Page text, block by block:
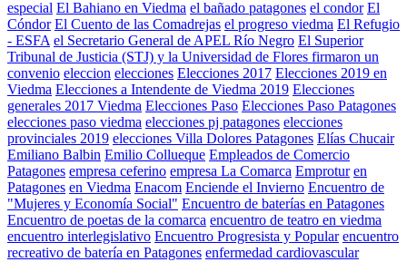
especial El Bahiano en Viedma el bañado patagones el condor El
Cóndor El Cuento de las Comadrejas el progreso viedma El Refugio
- ESFA el Secretario General de APEL Río Negro El Superior
Tribunal de Justicia (STJ) y la Universidad de Flores firmaron un
convenio eleccion elecciones Elecciones 2017 Elecciones 2019 en
Viedma Elecciones a Intendente de Viedma 2019 Elecciones
generales 2017 Viedma Elecciones Paso Elecciones Paso Patagones
elecciones paso viedma elecciones pj patagones elecciones
provinciales 2019 elecciones Villa Dolores Patagones Elías Chucair
Emiliano Balbin Emilio Collueque Empleados de Comercio
Patagones empresa ceferino empresa La Comarca Emprotur en
Patagones en Viedma Enacom Enciende el Invierno Encuentro de
"Mujeres y Economía Social" Encuentro de baterías en Patagones
Encuentro de poetas de la comarca encuentro de teatro en viedma
encuentro interlegislativo Encuentro Progresista y Popular encuentro
recreativo de batería en Patagones enfermedad cardiovascular